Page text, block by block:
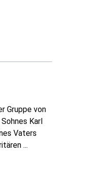
Gruppe von
Karl
Vaters
...